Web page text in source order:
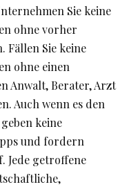
Sie keine
ohne vorher
Fällen Sie keine
ohne einen
Anwalt, Berater, Arzt
Auch wenn es den
keine
und fordern
Jede getroffene